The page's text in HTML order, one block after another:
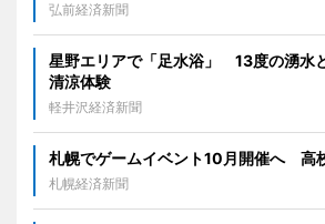
弘前経済新聞
星野エリアで「足水浴」 13度の湧水
清涼体験
軽井沢経済新聞
札幌でゲームイベント10月開催へ 高
札幌経済新聞